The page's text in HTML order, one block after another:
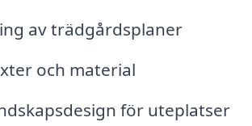
av trädgårdsplaner
och material
för uteplatser